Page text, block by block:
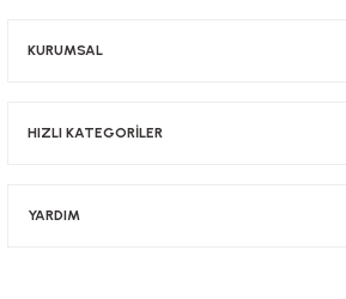
KURUMSAL
HIZLI KATEGORİLER
YARDIM